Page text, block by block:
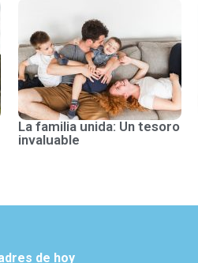
La familia unida: Un tesoro
invaluable
de hoy